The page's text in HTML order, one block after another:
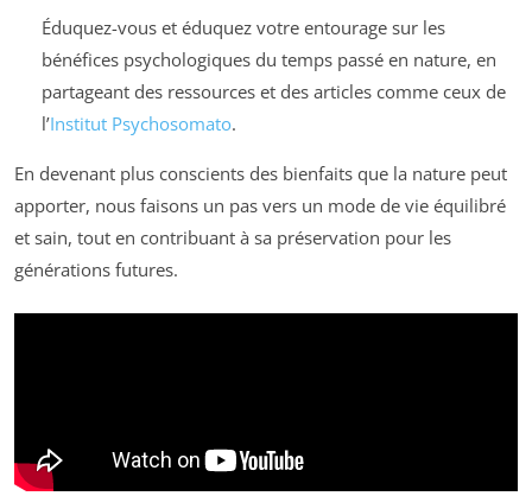
Éduquez-vous et éduquez votre entourage sur les
bénéfices psychologiques du temps passé en nature, en
partageant des ressources et des articles comme ceux de
l’Institut Psychosomato.
En devenant plus conscients des bienfaits que la nature peut
apporter, nous faisons un pas vers un mode de vie équilibré
et sain, tout en contribuant à sa préservation pour les
générations futures.